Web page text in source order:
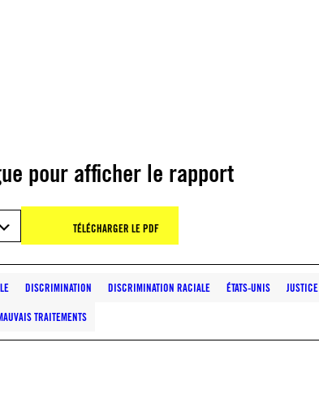
pour afficher le rapport
TÉLÉCHARGER LE PDF
DISCRIMINATION DISCRIMINATION RACIALE ÉTATS-UNIS JUSTICE
TRAITEMENTS